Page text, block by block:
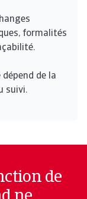
formalités
de la
suivi.
de